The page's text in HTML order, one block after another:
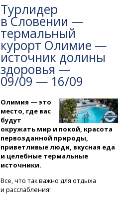
Турлидер
в Словении —
термальный
курорт Олимие —
источник долины
здоровья —
09/09 — 16/09
Олимия — это
место, где вас
будут
окружать мир и покой, красота
первозданной природы,
приветливые люди, вкусная еда
и целебные термальные
источники.
Все, что так важно для отдыха
и расслабления!